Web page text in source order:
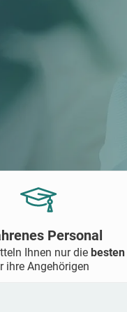
Personal
Ihnen nur diebesten
ihre Angehörigen